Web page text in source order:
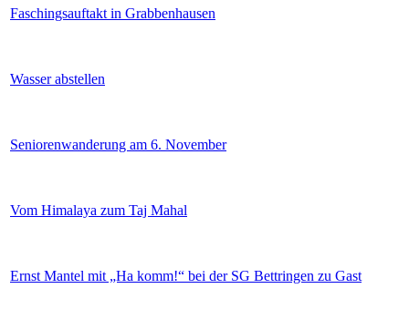
Faschingsauftakt in Grabbenhausen
Wasser abstellen
Seniorenwanderung am 6. November
Vom Himalaya zum Taj Mahal
Ernst Mantel mit „Ha komm!“ bei der SG Bettringen zu Gast